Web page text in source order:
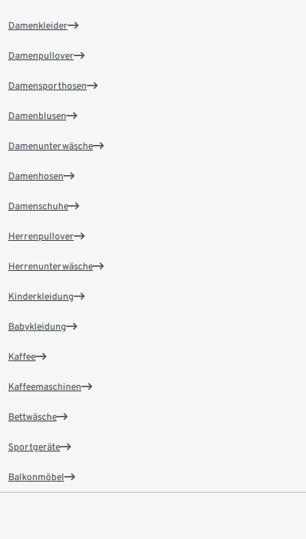
Damenkleider
Damenpullover
Damensporthosen
Damenblusen
Damenunterwäsche
Damenhosen
Damenschuhe
Herrenpullover
Herrenunterwäsche
Kinderkleidung
Babykleidung
Kaffee
Kaffeemaschinen
Bettwäsche
Sportgeräte
Balkonmöbel